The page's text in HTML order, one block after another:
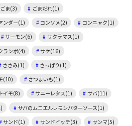
ごま(3)
ごまだれ(1)
ンダー(1) コンソメ(2)
コンニャク(1)
サーモン(6)
サクラマス(1)
ランボ(4)
サケ(16)
ささみ(1)
さっぱり(1)
(10)
さつまいも(1)
イモ(8) サニーレタス(1)
サバ(11)
サバのムニエルレモンバターソース(1)
サンド(1) サンドイッチ(3)
サンマ(5)